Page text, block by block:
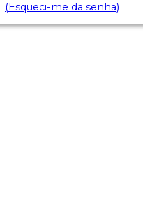
(Esqueci-me da senha)